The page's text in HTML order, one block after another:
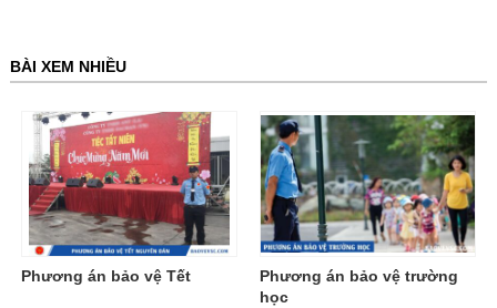
BÀI XEM NHIỀU
Phương án bảo vệ Tết
Phương án bảo vệ trường
học